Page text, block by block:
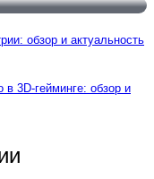
обзор и актуальность
3D-гейминге: обзор и